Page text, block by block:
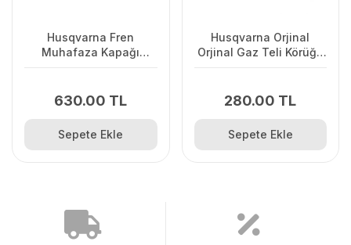
Husqvarna Fren
Muhafaza Kapağı
630.00 TL
Sepete Ekle
Husqvarna Orjinal
Orjinal Gaz Teli Körüğü
280.00 TL
Sepete Ekle